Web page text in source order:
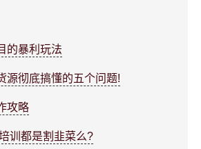
的暴利玩法
源彻底搞懂的五个问题!
攻略
训都是割韭菜么?